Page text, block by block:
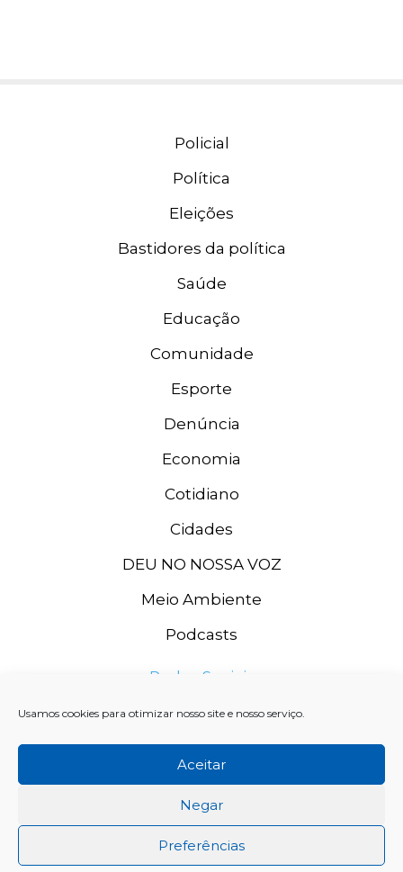
Usamos cookies para otimizar nosso site e nosso serviço.
Aceitar
Negar
Preferências
Policial
Política
Eleições
Bastidores da política
Saúde
Educação
Comunidade
Esporte
Denúncia
Economia
Cotidiano
Cidades
DEU NO NOSSA VOZ
Meio Ambiente
Podcasts
Redes Sociais